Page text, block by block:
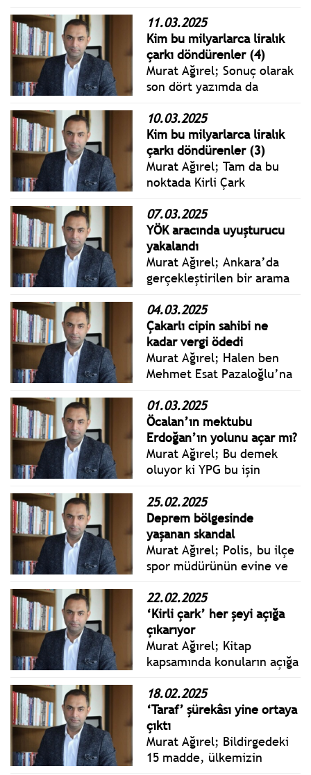
şirketleri var. Vizyona giren
filmlerin bilet satış
rakamları konusunda
birtakım iddialar var,
sektördeki kişiler bunu
11.03.2025
Kim bu milyarlarca liralık
çarkı döndürenler (4)
Murat Ağırel; Sonuç olarak
son dört yazımda da
sanal bahis parasının
döndüğü sistemi okudunuz.
Savcılık makamı bunun
başrol oyuncusunun Payfix
firması olduğunu
10.03.2025
Kim bu milyarlarca liralık
çarkı döndürenler (3)
Murat Ağırel; Tam da bu
noktada Kirli Çark
Ayavefe, İlker Arabacı,
Berkin Kaya, Nebil Serkan
Zubari, Osman Güneş
Çizmeci gibi isimler MASAK
raporunda karşıma çıktı.
07.03.2025
YÖK aracında uyuşturucu
yakalandı
Murat Ağırel; Ankara’da
gerçekleştirilen bir arama
Kurulu’na (YÖK) ait resmi
bir araçta uyuşturucu
bulundu. Tutulan
tutanaklarla birlikte YÖK,
olay hakkında
edilen durumu YÖK
yetkililerine sordum. Şu
cevabı aldım.
04.03.2025
Çakarlı cipin sahibi ne
kadar vergi ödedi
Murat Ağırel; Halen ben
Mehmet Esat Pazaloğlu’na
neden kim tarafından
verildi anlayamadım.
Tarikat bağlantısı mı?
İktidarın sırtını sıvazladığı
iş insanı olması mı? Nedir
01.03.2025
Öcalan’ın mektubu
Erdoğan’ın yolunu açar mı?
Murat Ağırel; Bu demek
oluyor ki YPG bu işin
çağrısından sonra apar
topar her yerden “YPG bu
işin dışında”, “Çağrı YPG’yi
kapsamıyor” açıklamaları
geldi.
25.02.2025
Deprem bölgesinde
yaşanan skandal
Murat Ağırel; Polis, bu ilçe
spor müdürünün evine ve
Skandal daha da büyümüş.
Ortaya AFAD tarafından
bedeli ödenmiş yüzlerce
malzeme çıkmış.
22.02.2025
‘Kirli çark’ her şeyi açığa
çıkarıyor
Murat Ağırel; Kitap
kapsamında konuların açığa
öğrenmek için Acun Ilıcalı,
Erden Timur, Sedat Peker
gibi isimlerle de konuştum.
Açıklamaları kitapta yer
alıyor.
18.02.2025
‘Taraf’ şürekâsı yine ortaya
çıktı
Murat Ağırel; Bildirgedeki
15 madde, ülkemizin